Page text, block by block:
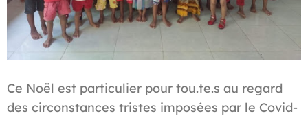
Ce Noël est particulier pour tou.te.s au regard
des circonstances tristes imposées par le Covid-